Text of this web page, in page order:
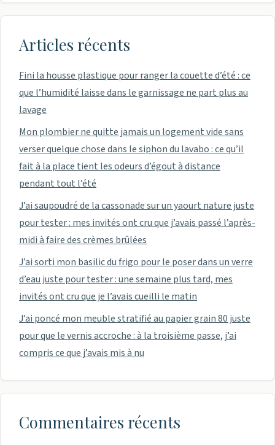
Articles récents
Fini la housse plastique pour ranger la couette d’été : ce
que l’humidité laisse dans le garnissage ne part plus au
lavage
Mon plombier ne quitte jamais un logement vide sans
verser quelque chose dans le siphon du lavabo : ce qu’il
fait à la place tient les odeurs d’égout à distance
pendant tout l’été
J’ai saupoudré de la cassonade sur un yaourt nature juste
pour tester : mes invités ont cru que j’avais passé l’après-
midi à faire des crèmes brûlées
J’ai sorti mon basilic du frigo pour le poser dans un verre
d’eau juste pour tester : une semaine plus tard, mes
invités ont cru que je l’avais cueilli le matin
J’ai poncé mon meuble stratifié au papier grain 80 juste
pour que le vernis accroche : à la troisième passe, j’ai
compris ce que j’avais mis à nu
Commentaires récents